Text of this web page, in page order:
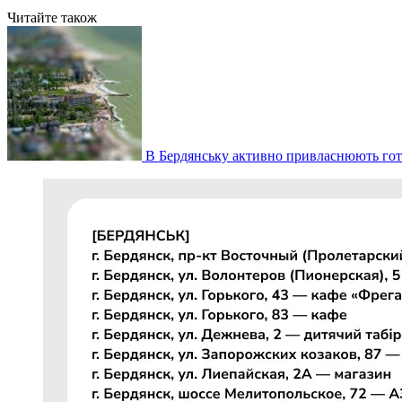
Читайте також
В Бердянську активно привласнюють